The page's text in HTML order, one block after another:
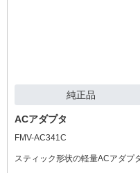
純正品
ACアダプタ
FMV-AC341C
スティック形状の軽量ACアダプ